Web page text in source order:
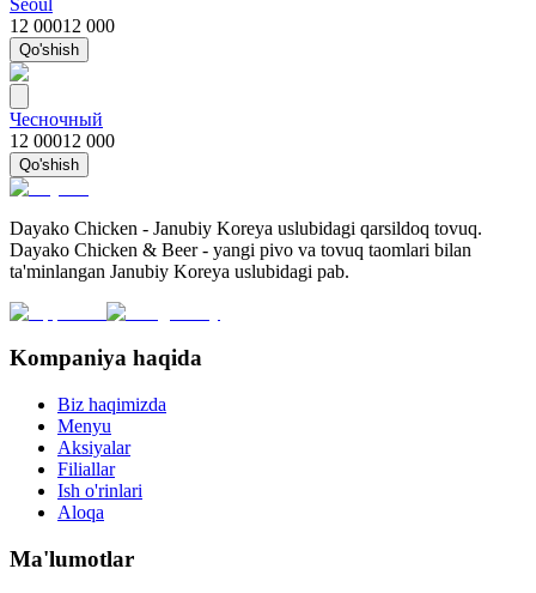
12 00012 000
Qo'shish
Чесночный
12 00012 000
Qo'shish
Dayako Chicken - Janubiy Koreya uslubidagi qarsildoq tovuq.
Dayako Chicken & Beer - yangi pivo va tovuq taomlari bilan
ta'minlangan Janubiy Koreya uslubidagi pab.
Kompaniya haqida
Biz haqimizda
Menyu
Aksiyalar
Filiallar
Ish o'rinlari
Aloqa
Ma'lumotlar